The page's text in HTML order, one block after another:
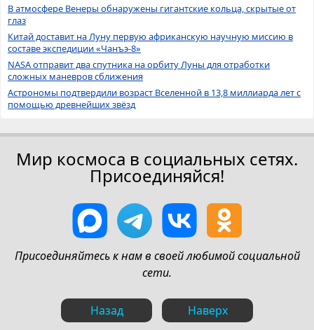
В атмосфере Венеры обнаружены гигантские кольца, скрытые от
глаз
Китай доставит на Луну первую африканскую научную миссию в
составе экспедиции «Чанъэ-8»
NASA отправит два спутника на орбиту Луны для отработки
сложных маневров сближения
Астрономы подтвердили возраст Вселенной в 13,8 миллиарда лет с
помощью древнейших звёзд
Мир космоса в социальных сетях.
Присоединяйся!
Присоединяйтесь к нам в своей любимой социальной
сети.
Назад Наверх